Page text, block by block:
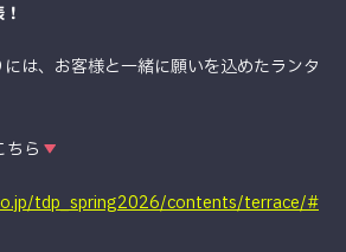
は、お客様と一緒に願いを込めたランタ
ちら
tdp_spring2026/contents/terrace/#